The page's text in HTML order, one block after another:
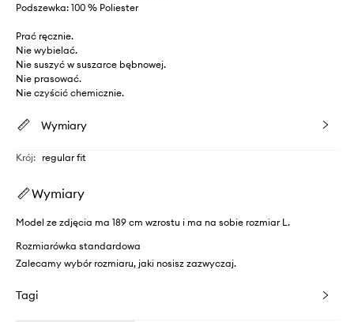
Podszewka: 100 % Poliester
Prać ręcznie.
Nie wybielać.
Nie suszyć w suszarce bębnowej.
Nie prasować.
Nie czyścić chemicznie.
Wymiary
Krój: regular fit
Wymiary
Model ze zdjęcia ma 189 cm wzrostu i ma na sobie rozmiar L.
Rozmiarówka standardowa
Zalecamy wybór rozmiaru, jaki nosisz zazwyczaj.
Tagi